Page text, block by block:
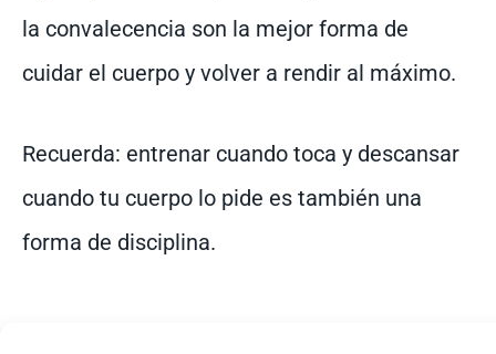
la convalecencia son la mejor forma de
cuidar el cuerpo y volver a rendir al máximo.
Recuerda: entrenar cuando toca y descansar
cuando tu cuerpo lo pide es también una
forma de disciplina.